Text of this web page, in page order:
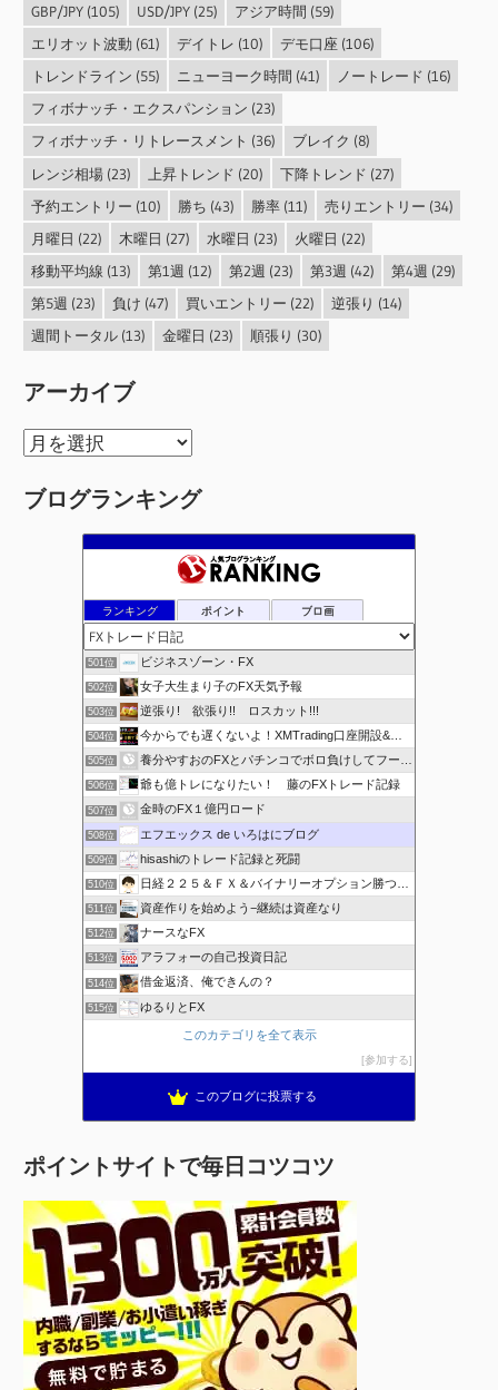
GBP/JPY(105) USD/JPY(25) アジア時間 (59)
エリオット波動 (61) デイトレ (10) デモ口座 (106)
トレンドライン (55) ニューヨーク時間 (41) ノートレード (16)
フィボナッチ・エクスパンション (23)
フィボナッチ・リトレースメント (36) ブレイク (8)
レンジ相場(23) 上昇トレンド (20) 下降トレンド (27)
予約エントリー (10) 勝ち (43) 勝率(11) 売りエントリー (34)
月曜日 (22) 木曜日 (27) 水曜日 (23) 火曜日 (22)
移動平均線 (13) 第1週 (12) 第2週 (23) 第3週 (42) 第4週 (29)
第5週 (23) 負け (47) 買いエントリー (22) 逆張り (14)
週間トータル(13) 金曜日 (23) 順張り (30)
アーカイブ
ア
カ
ブログランキング
ランキング ポイント ブロ画
501位 ビジネスゾーン・FX
502位 女子大生まり子のFX天気予報
503位 逆張り! 欲張り!! ロスカット!!!
504位 今からでも遅くないよ！XMTrading口座開設&攻略ブログ
505位 養分やすおのFXとパチンコでボロ負けしてフーゾクへ
506位 爺も億トレになりたい！ 藤のFXトレード記録
507位 金時のFX１億円ロード
508位 エフエックス de いろはにブログ
509位 hisashiのトレード記録と死闘
510位 日経２２５＆ＦＸ＆バイナリーオプション勝つための
511位 資産作りを始めよう−継続は資産なり
512位 ナースなFX
513位 アラフォーの自己投資日記
514位 借金返済、俺できんの？
515位 ゆるりとFX
このカテゴリを全て表示
参加する
このブログに投票する
ポイントサイトで毎日コツコツ